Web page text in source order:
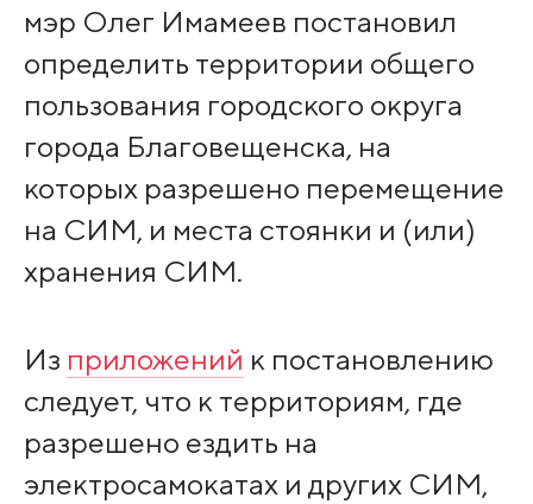
мэр Олег Имамеев постановил
определить территории общего
пользования городского округа
города Благовещенска, на
которых разрешено перемещение
на СИМ, и места стоянки и (или)
хранения СИМ.
Из приложений к постановлению
следует, что к территориям, где
разрешено ездить на
электросамокатах и других СИМ,